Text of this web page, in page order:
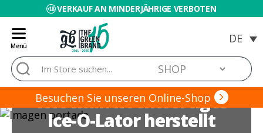
VERKAUF AN MINDERJÄHRIGE VERBOTEN
Menü
Blog
Grow
Barato
Suche
nach:
Besuchen Sie unseren Online-Shop
Wie man hochwertiges
Ice-O-Lator herstellt